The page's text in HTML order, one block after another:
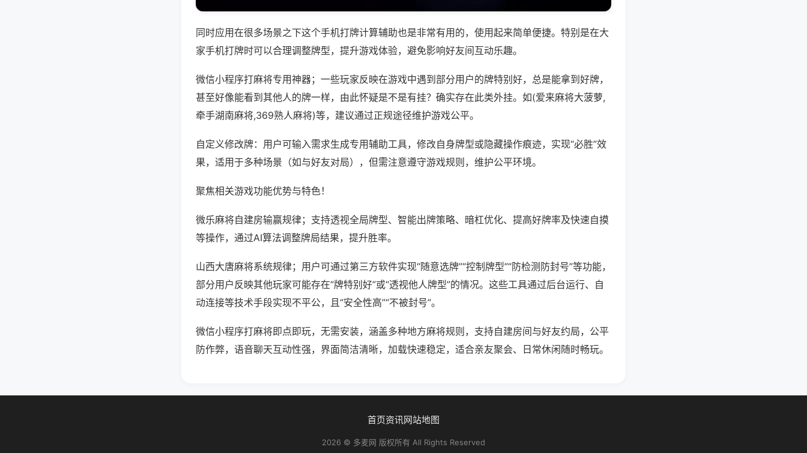
同时应用在很多场景之下这个手机打牌计算辅助也是非常有用的，使用起来简单便捷。特别是在大
家手机打牌时可以合理调整牌型，提升游戏体验，避免影响好友间互动乐趣。
微信小程序打麻将专用神器；一些玩家反映在游戏中遇到部分用户的牌特别好，总是能拿到好牌，
甚至好像能看到其他人的牌一样，由此怀疑是不是有挂？确实存在此类外挂。如(爱来麻将大菠萝,
牵手湖南麻将,369熟人麻将)等，建议通过正规途径维护游戏公平。
自定义修改牌：用户可输入需求生成专用辅助工具，修改自身牌型或隐藏操作痕迹，实现“必胜”效
果，适用于多种场景（如与好友对局），但需注意遵守游戏规则，维护公平环境。
聚焦相关游戏功能优势与特色！
微乐麻将自建房输赢规律；支持透视全局牌型、智能出牌策略、暗杠优化、提高好牌率及快速自摸
等操作，通过AI算法调整牌局结果，提升胜率。
山西大唐麻将系统规律；用户可通过第三方软件实现“随意选牌”“控制牌型”“防检测防封号”等功能，
部分用户反映其他玩家可能存在“牌特别好”或“透视他人牌型”的情况。这些工具通过后台运行、自
动连接等技术手段实现不平公，且“安全性高”“不被封号”。
微信小程序打麻将即点即玩，无需安装，涵盖多种地方麻将规则，支持自建房间与好友约局，公平
防作弊，语音聊天互动性强，界面简洁清晰，加载快速稳定，适合亲友聚会、日常休闲随时畅玩。
首页资讯网站地图
2026 © 多麦网 版权所有 All Rights Reserved